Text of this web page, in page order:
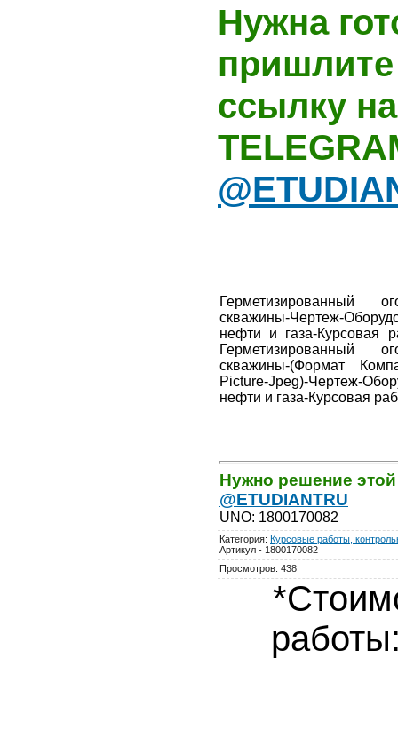
Нужна
ссылку
Герметизированный
скважины-Чертеж-
нефти и газа-Курсовая
Герметизированный
скважины-(Формат
Picture-Jpeg)-Чертеж-
нефти и газа-Курсовая
Нужно решение
@ETUDIANTRU
UNO: 1800170082
Категория: Курсовые работы,
Артикул - 1800170082
Просмотров: 438